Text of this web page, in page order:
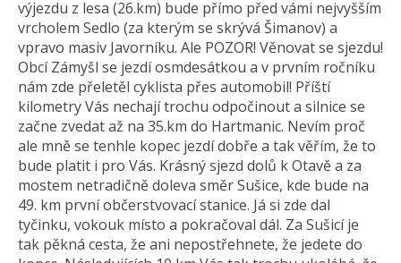
výjezdu z lesa (26.km) bude přímo před vámi nejvyšším
vrcholem Sedlo (za kterým se skrývá Šimanov) a
vpravo masiv Javorníku. Ale POZOR! Věnovat se sjezdu!
Obcí Zámyšl se jezdí osmdesátkou a v prvním ročníku
nám zde přeletěl cyklista přes automobil! Příští
kilometry Vás nechají trochu odpočinout a silnice se
začne zvedat až na 35.km do Hartmanic. Nevím proč
ale mně se tenhle kopec jezdí dobře a tak věřím, že to
bude platit i pro Vás. Krásný sjezd dolů k Otavě a za
mostem netradičně doleva směr Sušice, kde bude na
49. km první občerstvovací stanice. Já si zde dal
tyčinku, vokouk místo a pokračoval dál. Za Sušicí je
tak pěkná cesta, že ani nepostřehnete, že jedete do